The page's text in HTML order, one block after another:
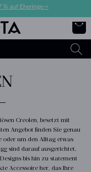
% auf Eheringe->
Creolen, besetzt mit
Angebot finden Sie genau
oder um den Alltag etwas
sind darauf ausgerichtet,
bis hin zu statement
Accessoire her, das Ihre